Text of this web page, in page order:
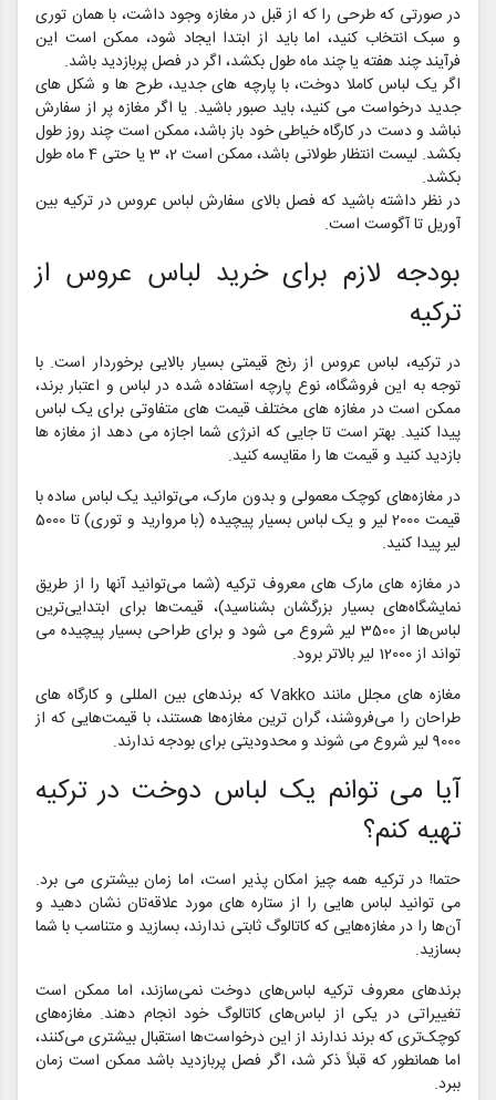
در صورتی که طرحی را که از قبل در مغازه وجود داشت، با همان توری
و سبک انتخاب کنید، اما باید از ابتدا ایجاد شود، ممکن است این
فرآیند چند هفته یا چند ماه طول بکشد، اگر در فصل پربازدید باشد.
اگر یک لباس کاملا دوخت، با پارچه های جدید، طرح ها و شکل های
جدید درخواست می کنید، باید صبور باشید. یا اگر مغازه پر از سفارش
نباشد و دست در کارگاه خیاطی خود باز باشد، ممکن است چند روز طول
بکشد. لیست انتظار طولانی باشد، ممکن است 2، 3 یا حتی 4 ماه طول
بکشد.
در نظر داشته باشید که فصل بالای سفارش لباس عروس در ترکیه بین
آوریل تا آگوست است.
بودجه لازم برای خرید لباس عروس از
ترکیه
در ترکیه، لباس عروس از رنج قیمتی بسیار بالایی برخوردار است. با
توجه به این فروشگاه، نوع پارچه استفاده شده در لباس و اعتبار برند،
ممکن است در مغازه های مختلف قیمت های متفاوتی برای یک لباس
پیدا کنید. بهتر است تا جایی که انرژی شما اجازه می دهد از مغازه ها
بازدید کنید و قیمت ها را مقایسه کنید.
در مغازه‌های کوچک معمولی و بدون مارک، می‌توانید یک لباس ساده با
قیمت 2000 لیر و یک لباس بسیار پیچیده (با مروارید و توری) تا 5000
لیر پیدا کنید.
در مغازه‌ های مارک‌ های معروف ترکیه (شما می‌توانید آنها را از طریق
نمایشگاه‌های بسیار بزرگشان بشناسید)، قیمت‌ها برای ابتدایی‌ترین
لباس‌ها از 3500 لیر شروع می‌ شود و برای طراحی بسیار پیچیده می‌
تواند از 12000 لیر بالاتر برود.
مغازه‌ های مجلل مانند Vakko که برندهای بین‌ المللی و کارگاه‌ های
طراحان را می‌فروشند، گران‌ ترین مغازه‌ها هستند، با قیمت‌هایی که از
9000 لیر شروع می‌ شوند و محدودیتی برای بودجه ندارند.
آیا می توانم یک لباس دوخت در ترکیه
تهیه کنم؟
حتما! در ترکیه همه چیز امکان پذیر است، اما زمان بیشتری می برد.
می‌ توانید لباس‌ هایی را از ستاره‌ های مورد علاقه‌تان نشان دهید و
آن‌ها را در مغازه‌هایی که کاتالوگ ثابتی ندارند، بسازید و متناسب با شما
بسازید.
برندهای معروف ترکیه لباس‌های دوخت نمی‌سازند، اما ممکن است
تغییراتی در یکی از لباس‌های کاتالوگ خود انجام دهند. مغازه‌های
کوچک‌تری که برند ندارند از این درخواست‌ها استقبال بیشتری می‌کنند،
اما همانطور که قبلاً ذکر شد، اگر فصل پربازدید باشد ممکن است زمان
ببرد.